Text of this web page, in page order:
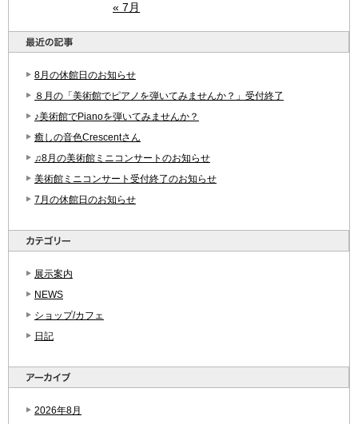
« 7月
8月の休館日のお知らせ
８月の「美術館でピアノを弾いてみませんか？」受付終了
♪美術館でPianoを弾いてみませんか？
癒しの音色Crescentさん
♫8月の美術館ミニコンサートのお知らせ
美術館ミニコンサート受付終了のお知らせ
7月の休館日のお知らせ
展示案内
NEWS
ショップ/カフェ
日記
2026年8月